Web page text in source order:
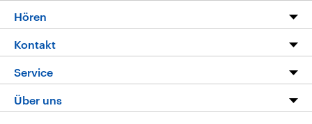
Programm
Die Nachrichten
Nachrichtenleicht
Neue Beiträge auf dlf.de
Hören
Livestream
Podcasts
Deutschlandfunk App
Kontakt
Hörerservice
Service
FAQ
Über uns